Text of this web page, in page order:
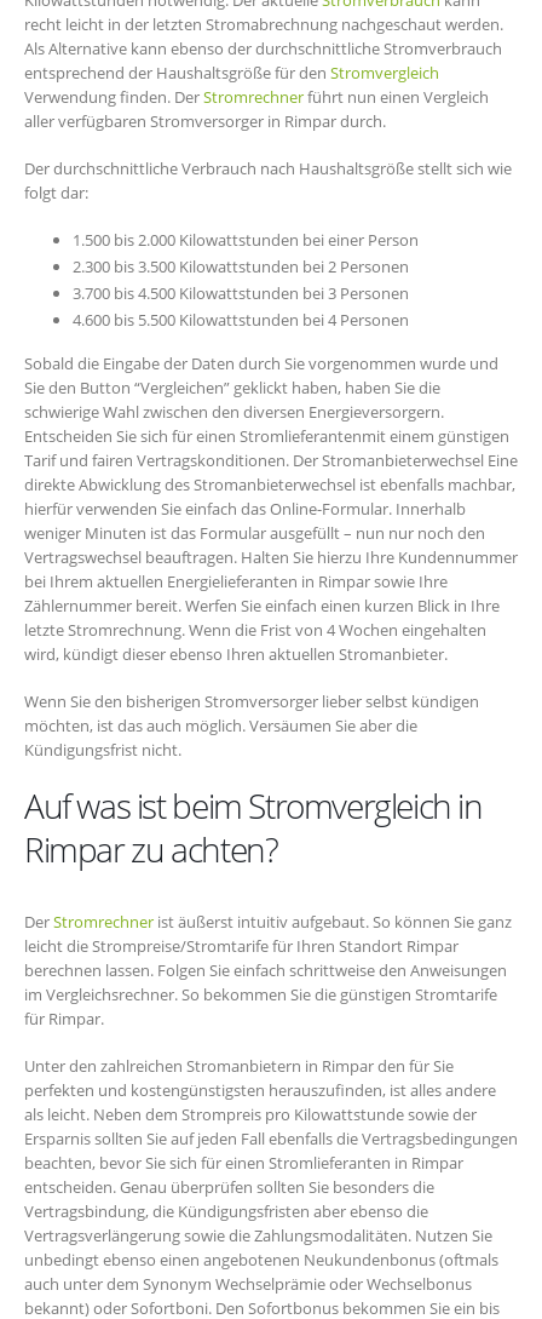
recht leicht in der letzten Stromabrechnung nachgeschaut werden.
Als Alternative kann ebenso der durchschnittliche Stromverbrauch
entsprechend der Haushaltsgröße für den Stromvergleich
Verwendung finden. DerStromrechnerführt nun einen Vergleich
aller verfügbaren Stromversorger in Rimpar durch.
Der durchschnittliche Verbrauch nach Haushaltsgröße stellt sich wie
folgt dar:
1.500 bis 2.000 Kilowattstunden bei einer Person
2.300 bis 3.500 Kilowattstunden bei 2 Personen
3.700 bis 4.500 Kilowattstunden bei 3 Personen
4.600 bis 5.500 Kilowattstunden bei 4 Personen
Sobald die Eingabe der Daten durch Sie vorgenommen wurde und
Sie den Button “Vergleichen” geklickt haben, haben Sie die
schwierige Wahl zwischen den diversen Energieversorgern.
Entscheiden Sie sich für einen Stromlieferantenmit einem günstigen
Tarif und fairen Vertragskonditionen. Der Stromanbieterwechsel Eine
direkte Abwicklung des Stromanbieterwechsel ist ebenfalls machbar,
hierfür verwenden Sie einfach das Online-Formular. Innerhalb
weniger Minuten ist das Formular ausgefüllt – nun nur noch den
Vertragswechsel beauftragen. Halten Sie hierzu Ihre Kundennummer
bei Ihrem aktuellen Energielieferanten in Rimpar sowie Ihre
Zählernummer bereit. Werfen Sie einfach einen kurzen Blick in Ihre
letzte Stromrechnung. Wenn die Frist von 4 Wochen eingehalten
wird, kündigt dieser ebenso Ihren aktuellen Stromanbieter.
Wenn Sie den bisherigen Stromversorger lieber selbst kündigen
möchten, ist das auch möglich. Versäumen Sie aber die
Kündigungsfrist nicht.
Auf was ist beim Stromvergleich in
Rimpar zu achten?
DerStromrechner ist äußerst intuitiv aufgebaut. So können Sie ganz
leicht die Strompreise/Stromtarife für Ihren Standort Rimpar
berechnen lassen. Folgen Sie einfach schrittweise den Anweisungen
im Vergleichsrechner. So bekommen Sie die günstigen Stromtarife
für Rimpar.
Unter den zahlreichen Stromanbietern in Rimpar den für Sie
perfekten und kostengünstigsten herauszufinden, ist alles andere
als leicht. Neben dem Strompreis pro Kilowattstunde sowie der
Ersparnis sollten Sie auf jeden Fall ebenfalls die Vertragsbedingungen
beachten, bevor Sie sich für einen Stromlieferanten in Rimpar
entscheiden. Genau überprüfen sollten Sie besonders die
Vertragsbindung, die Kündigungsfristen aber ebenso die
Vertragsverlängerung sowie die Zahlungsmodalitäten. Nutzen Sie
unbedingt ebenso einen angebotenen Neukundenbonus (oftmals
auch unter dem Synonym Wechselprämie oder Wechselbonus
bekannt) oder Sofortboni. Den Sofortbonus bekommen Sie ein bis